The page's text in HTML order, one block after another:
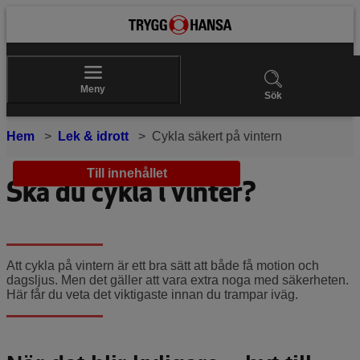
Till innehållet
Meny
Sök
Hem Lek & idrott Cykla säkert på vintern
Ska du cykla i vinter?
Att cykla på vintern är ett bra sätt att både få motion och
dagsljus. Men det gäller att vara extra noga med säkerheten.
Här får du veta det viktigaste innan du trampar iväg.